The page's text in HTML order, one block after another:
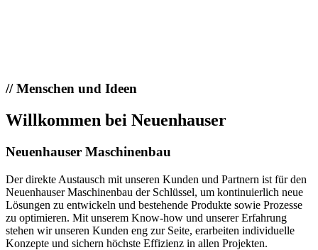
//Menschen und Ideen
Willkommen bei Neuenhauser
Neuenhauser Maschinenbau
Der direkte Austausch mit unseren Kunden und Partnern ist für den
Neuenhauser Maschinenbau der Schlüssel, um kontinuierlich neue
Lösungen zu entwickeln und bestehende Produkte sowie Prozesse
zu optimieren. Mit unserem Know-how und unserer Erfahrung
stehen wir unseren Kunden eng zur Seite, erarbeiten individuelle
Konzepte und sichern höchste Effizienz in allen Projekten.